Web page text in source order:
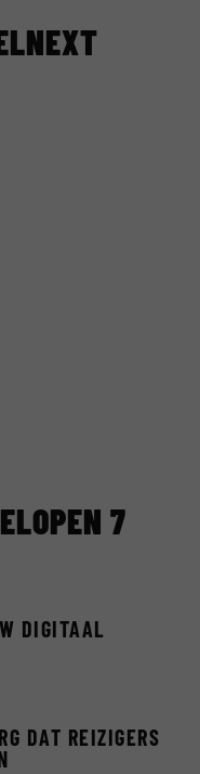
7
DIGITAAL
DAT REIZIGERS